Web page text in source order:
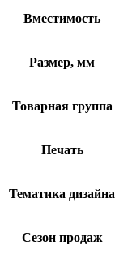
Вместимость
Размер, мм
Товарная группа
Печать
Тематика дизайна
Сезон продаж